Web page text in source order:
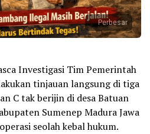
Perbesar
Investigasi Tim Pemerintah
tinjauan langsung di tiga
C tak berijin di desa Batuan
Sumenep Madura Jawa
seolah kebal hukum.